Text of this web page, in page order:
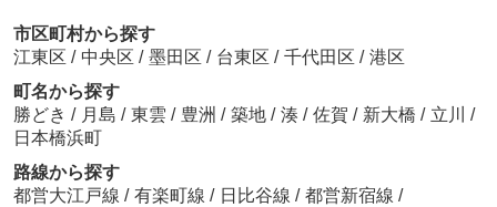
市区町村から探す
江東区 / 中央区 / 墨田区 / 台東区 / 千代田区 / 港区
町名から探す
勝どき / 月島 / 東雲 / 豊洲 / 築地 / 湊 / 佐賀 / 新大橋 / 立川 /
日本橋浜町
路線から探す
都営大江戸線 / 有楽町線 / 日比谷線 / 都営新宿線 /